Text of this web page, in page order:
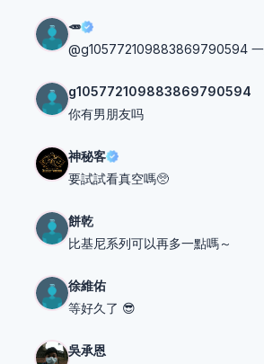
🥕
@g105772109883869790594
g105772109883869790594
你有男朋友吗
神秘客
要試試看真空嗎🥺
餅乾
比基尼系列可以再多一點嗎～
徐維佑
等好久了 😎
吳承恩